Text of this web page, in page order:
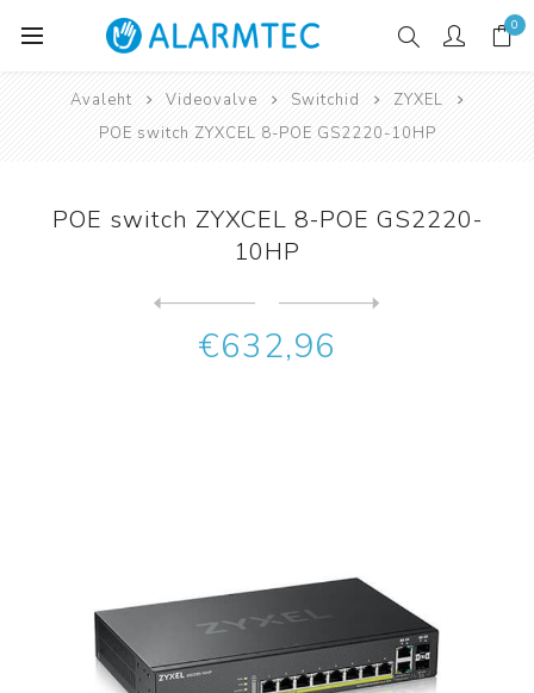
0
Avaleht Videovalve Switchid
ZYXEL
POE switch ZYXCEL 8-POE GS2220-10HP
POE switch ZYXCEL 8-POE GS2220-
10HP
€632,96